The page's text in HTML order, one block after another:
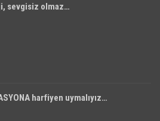
sevgisiz olmaz…
harfiyen uymalıyız…